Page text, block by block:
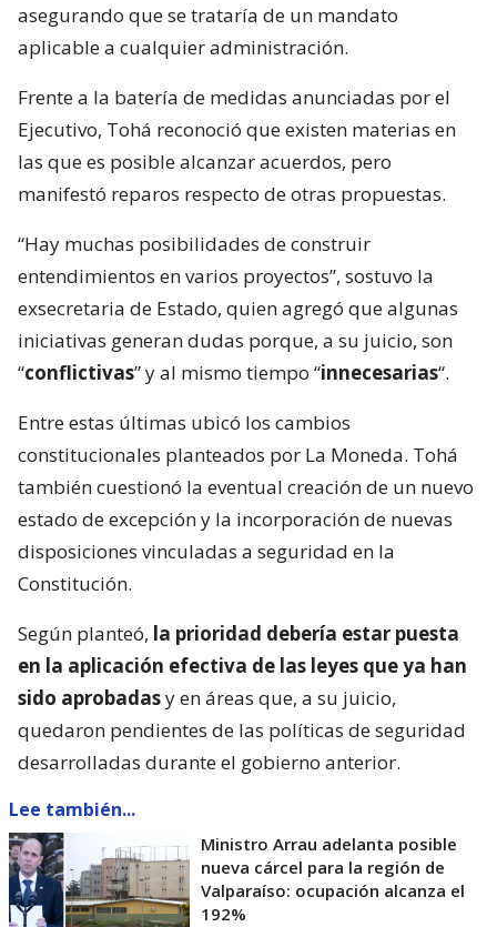
asegurando que se trataría de un mandato
aplicable a cualquier administración.
Frente a la batería de medidas anunciadas por el
Ejecutivo, Tohá reconoció que existen materias en
las que es posible alcanzar acuerdos, pero
manifestó reparos respecto de otras propuestas.
“Hay muchas posibilidades de construir
entendimientos en varios proyectos”, sostuvo la
exsecretaria de Estado, quien agregó que algunas
iniciativas generan dudas porque, a su juicio, son
“conflictivas” y al mismo tiempo “innecesarias“.
Entre estas últimas ubicó los cambios
constitucionales planteados por La Moneda. Tohá
también cuestionó la eventual creación de un nuevo
estado de excepción y la incorporación de nuevas
disposiciones vinculadas a seguridad en la
Constitución.
Según planteó, la prioridad debería estar puesta
en la aplicación efectiva de las leyes que ya han
sido aprobadasy en áreas que, a su juicio,
quedaron pendientes de las políticas de seguridad
desarrolladas durante el gobierno anterior.
Lee también...
Ministro Arrau adelanta posible
nueva cárcel para la región de
Valparaíso: ocupación alcanza el
192%